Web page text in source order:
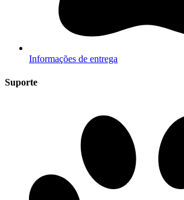
Informações de entrega
Suporte